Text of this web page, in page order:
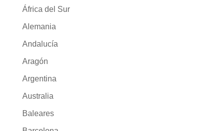
África del Sur
Alemania
Andalucía
Aragón
Argentina
Australia
Baleares